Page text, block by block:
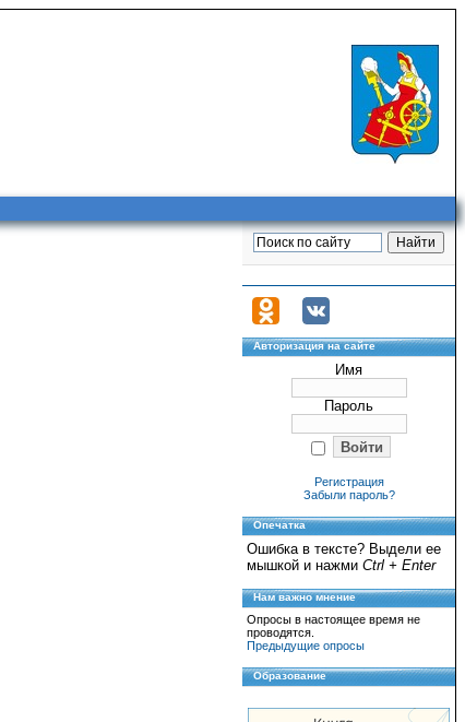
Авторизация на сайте
Имя
Пароль
Регистрация
Забыли пароль?
Опечатка
Ошибка в тексте? Выдели ее
мышкой и нажми Ctrl + Enter
Нам важно мнение
Опросы в настоящее время не
проводятся.
Предыдущие опросы
Образование